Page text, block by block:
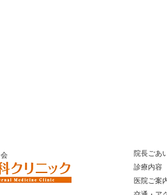
院長ごあ
診療内容
医院ご案